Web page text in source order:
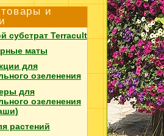
и
субстрат Terracult
маты
для
озеленения
для
озеленения
растений